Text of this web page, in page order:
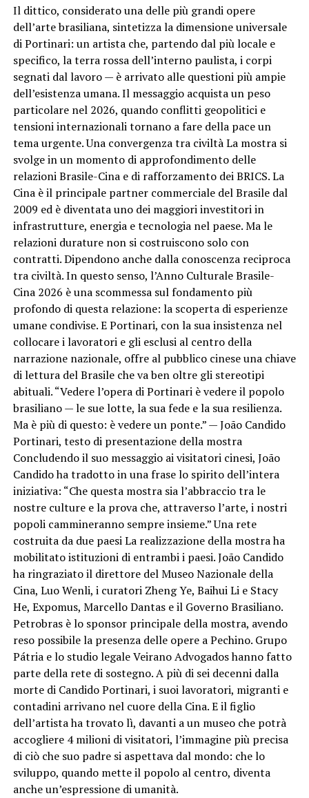
Il dittico, considerato una delle più grandi opere
dell’arte brasiliana, sintetizza la dimensione universale
di Portinari: un artista che, partendo dal più locale e
specifico, la terra rossa dell’interno paulista, i corpi
segnati dal lavoro — è arrivato alle questioni più ampie
dell’esistenza umana. Il messaggio acquista un peso
particolare nel 2026, quando conflitti geopolitici e
tensioni internazionali tornano a fare della pace un
tema urgente. Una convergenza tra civiltà La mostra si
svolge in un momento di approfondimento delle
relazioni Brasile-Cina e di rafforzamento dei BRICS. La
Cina è il principale partner commerciale del Brasile dal
2009 ed è diventata uno dei maggiori investitori in
infrastrutture, energia e tecnologia nel paese. Ma le
relazioni durature non si costruiscono solo con
contratti. Dipendono anche dalla conoscenza reciproca
tra civiltà. In questo senso, l’Anno Culturale Brasile-
Cina 2026 è una scommessa sul fondamento più
profondo di questa relazione: la scoperta di esperienze
umane condivise. E Portinari, con la sua insistenza nel
collocare i lavoratori e gli esclusi al centro della
narrazione nazionale, offre al pubblico cinese una chiave
di lettura del Brasile che va ben oltre gli stereotipi
abituali. “Vedere l’opera di Portinari è vedere il popolo
brasiliano — le sue lotte, la sua fede e la sua resilienza.
Ma è più di questo: è vedere un ponte.” — João Candido
Portinari, testo di presentazione della mostra
Concludendo il suo messaggio ai visitatori cinesi, João
Candido ha tradotto in una frase lo spirito dell’intera
iniziativa: “Che questa mostra sia l’abbraccio tra le
nostre culture e la prova che, attraverso l’arte, i nostri
popoli cammineranno sempre insieme.” Una rete
costruita da due paesi La realizzazione della mostra ha
mobilitato istituzioni di entrambi i paesi. João Candido
ha ringraziato il direttore del Museo Nazionale della
Cina, Luo Wenli, i curatori Zheng Ye, Baihui Li e Stacy
He, Expomus, Marcello Dantas e il Governo Brasiliano.
Petrobras è lo sponsor principale della mostra, avendo
reso possibile la presenza delle opere a Pechino. Grupo
Pátria e lo studio legale Veirano Advogados hanno fatto
parte della rete di sostegno. A più di sei decenni dalla
morte di Candido Portinari, i suoi lavoratori, migranti e
contadini arrivano nel cuore della Cina. E il figlio
dell’artista ha trovato lì, davanti a un museo che potrà
accogliere 4 milioni di visitatori, l’immagine più precisa
di ciò che suo padre si aspettava dal mondo: che lo
sviluppo, quando mette il popolo al centro, diventa
anche un’espressione di umanità.